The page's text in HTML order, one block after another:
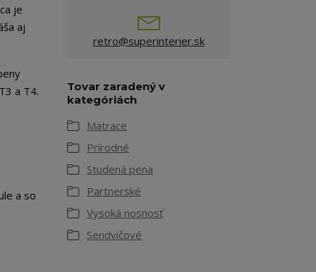
je
aj
a T4.
a so
retro@superinterier.sk
Tovar zaradený v
kategóriách
Matrace
Prírodné
Studená pena
Partnerské
Vysoká nosnosť
Sendvičové